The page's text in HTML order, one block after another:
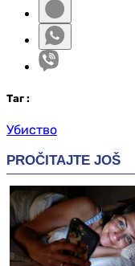
Таг :
Убиство